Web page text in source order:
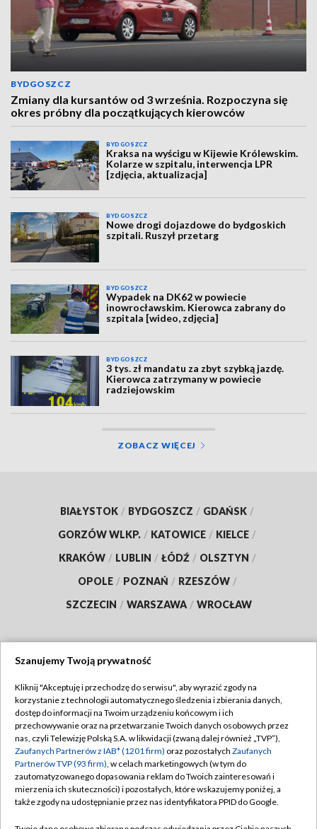
BYDGOSZCZ
Zmiany dla kursantów od 3 września. Rozpoczyna się
okres próbny dla początkujących kierowców
BYDGOSZCZ
Kraksa na wyścigu w Kijewie Królewskim.
Kolarze w szpitalu, interwencja LPR
[zdjęcia, aktualizacja]
BYDGOSZCZ
Nowe drogi dojazdowe do bydgoskich
szpitali. Ruszył przetarg
BYDGOSZCZ
Wypadek na DK62 w powiecie
inowrocławskim. Kierowca zabrany do
szpitala [wideo, zdjęcia]
BYDGOSZCZ
3 tys. zł mandatu za zbyt szybką jazdę.
Kierowca zatrzymany w powiecie
radziejowskim
ZOBACZ WIĘCEJ
BIAŁYSTOK / BYDGOSZCZ / GDAŃSK /
GORZÓW WLKP. / KATOWICE / KIELCE /
KRAKÓW / LUBLIN / ŁÓDŹ / OLSZTYN /
OPOLE / POZNAŃ / RZESZÓW /
SZCZECIN / WARSZAWA / WROCŁAW
TVP
Abonament TVP
Emisja w TVP
Centrum informacji TVP
Naziemna Telewizja Cyfrowa
Regulamin TVP
Polityka prywatności
Moje zgody
Pomoc
Szanujemy Twoją prywatność
Kliknij "Akceptuję i przechodzę do serwisu", aby wyrazić zgody na
korzystanie z technologii automatycznego śledzenia i zbierania danych,
dostęp do informacji na Twoim urządzeniu końcowym i ich
przechowywanie oraz na przetwarzanie Twoich danych osobowych przez
nas, czyli Telewizję Polską S.A. w likwidacji (zwaną dalej również „TVP”),
Zaufanych Partnerów z IAB* (1201 firm) oraz pozostałych Zaufanych
Partnerów TVP (93 firm), w celach marketingowych (w tym do
zautomatyzowanego dopasowania reklam do Twoich zainteresowań i
mierzenia ich skuteczności) i pozostałych, które wskazujemy poniżej, a
także zgody na udostępnianie przez nas identyfikatora PPID do Google.